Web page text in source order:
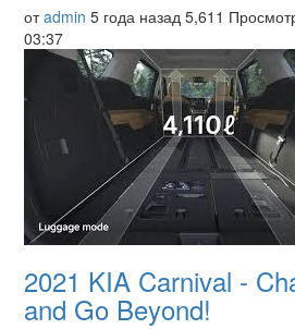
отadmin 5 года назад 5,611
03:37
2021 KIA Carnival -
and Go Beyond!